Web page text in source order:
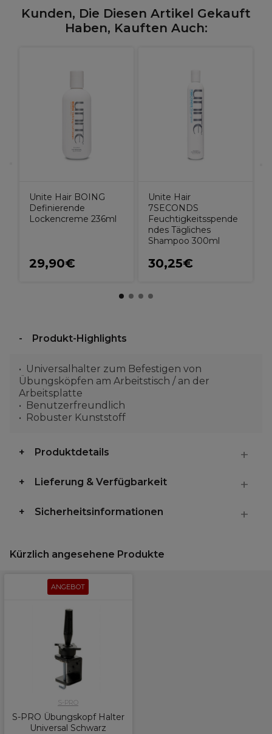
Kunden, Die Diesen Artikel Gekauft
Haben, Kauften Auch:
Unite Hair BOING
Definierende
Lockencreme 236ml
29,90€
Unite Hair
7SECONDS
Feuchtigkeitsspende
ndes Tägliches
Shampoo 300ml
30,25€
Produkt-Highlights
Universalhalter zum Befestigen von
Übungsköpfen am Arbeitstisch / an der
Arbeitsplatte
Benutzerfreundlich
Robuster Kunststoff
Produktdetails
Lieferung & Verfügbarkeit
Sicherheitsinformationen
Kürzlich angesehene Produkte
ANGEBOT
S-PRO
S-PRO Übungskopf Halter
Universal Schwarz